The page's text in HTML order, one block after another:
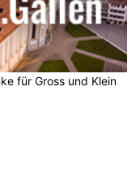
für Gross und Klein